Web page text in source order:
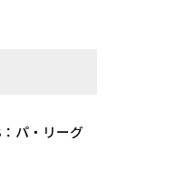
パ・リーグ